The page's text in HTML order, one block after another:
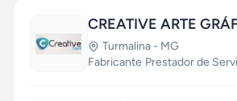
CREATIVE ARTE
Turmalina - MG
Fabricante·Prestador de